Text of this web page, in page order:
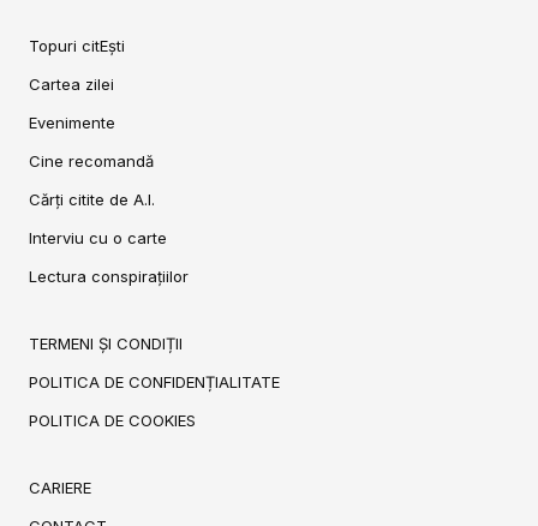
Topuri citEști
Cartea zilei
Evenimente
Cine recomandă
Cărți citite de A.I.
Interviu cu o carte
Lectura conspirațiilor
TERMENI ȘI CONDIȚII
POLITICA DE CONFIDENȚIALITATE
POLITICA DE COOKIES
CARIERE